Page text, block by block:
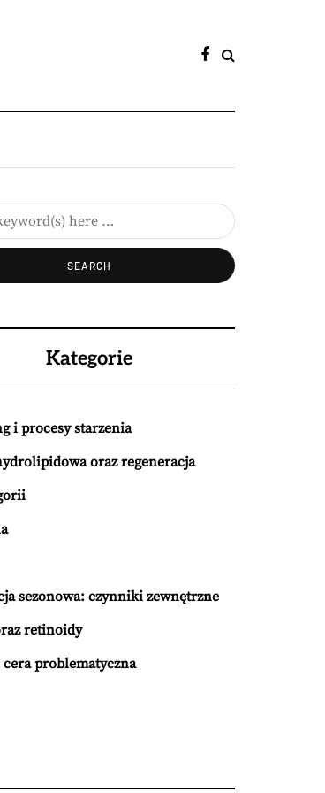
Kategorie
i procesy starzenia
oraz regeneracja
sezonowa: czynniki zewnętrzne
retinoidy
problematyczna